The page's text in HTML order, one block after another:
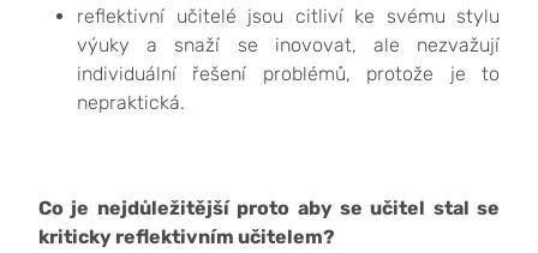
reflektivní učitelé jsou citliví ke svému stylu
výuky a snaží se inovovat, ale nezvažují
individuální řešení problémů, protože je to
nepraktická.
Co je nejdůležitější proto aby se učitel stal se
kriticky reflektivním učitelem?